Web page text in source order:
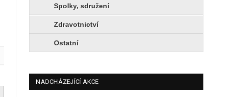
Spolky, sdružení
Zdravotnictví
Ostatní
NADCHÁZEJÍCÍ AKCE